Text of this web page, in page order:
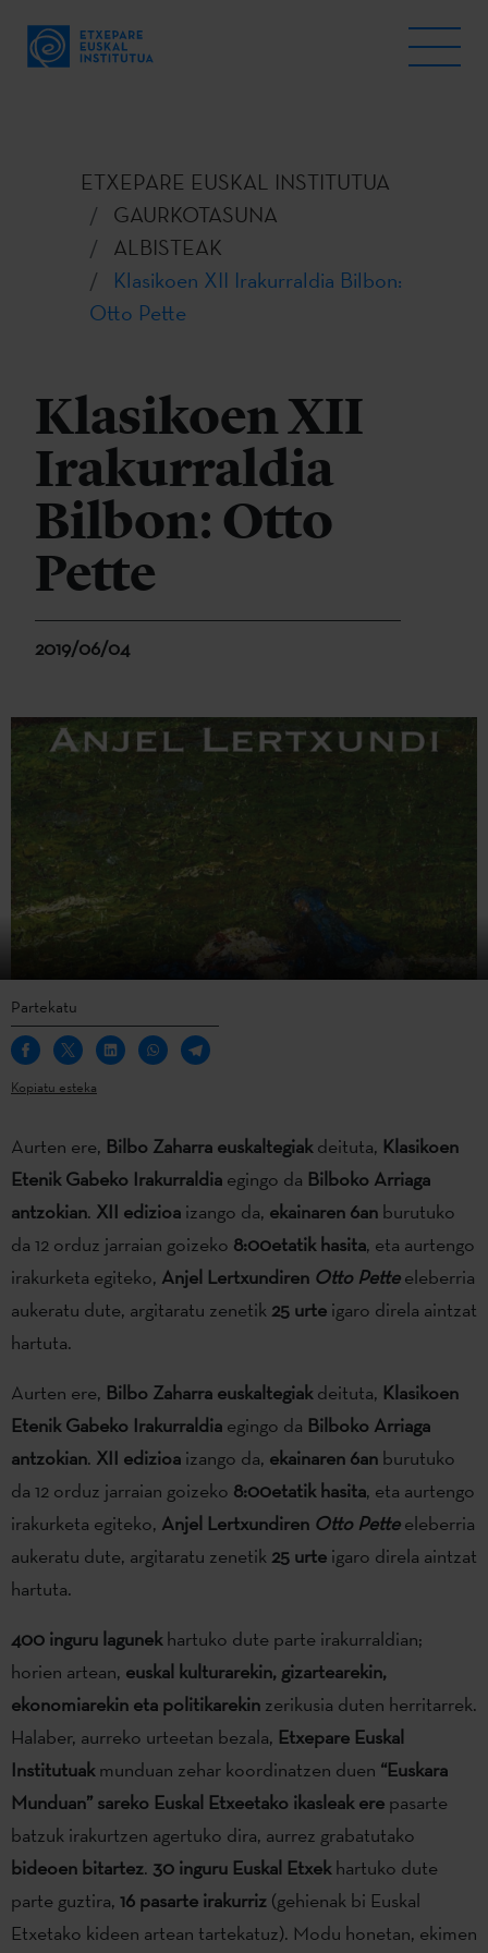
ETXEPARE EUSKAL INSTITUTUA
GAURKOTASUNA
ALBISTEAK
Klasikoen XII Irakurraldia Bilbon:
Otto Pette
Klasikoen XII
Irakurraldia
Bilbon: Otto
Pette
2019/06/04
Partekatu
Kopiatu esteka
Aurten ere, Bilbo Zaharra euskaltegiakdeituta, Klasikoen
Etenik Gabeko Irakurraldia egingo da Bilboko Arriaga
antzokian. XII edizioa izango da, ekainaren 6an burutuko
da 12 orduz jarraian goizeko 8:00etatik hasita, eta aurtengo
irakurketa egiteko, Anjel Lertxundiren Otto Petteeleberria
aukeratu dute, argitaratu zenetik25 urte igaro direla aintzat
hartuta.
Aurten ere, Bilbo Zaharra euskaltegiakdeituta, Klasikoen
Etenik Gabeko Irakurraldia egingo da Bilboko Arriaga
antzokian. XII edizioa izango da, ekainaren 6an burutuko
da 12 orduz jarraian goizeko 8:00etatik hasita, eta aurtengo
irakurketa egiteko, Anjel Lertxundiren Otto Petteeleberria
aukeratu dute, argitaratu zenetik25 urte igaro direla aintzat
hartuta.
400 inguru lagunekhartuko dute parte irakurraldian;
horien artean, euskal kulturarekin, gizartearekin,
ekonomiarekin eta politikarekin zerikusia duten herritarrek.
Halaber, aurreko urteetan bezala, Etxepare Euskal
Institutuakmunduan zehar koordinatzen duen “Euskara
Munduan” sareko Euskal Etxeetako ikasleak ere pasarte
batzuk irakurtzen agertuko dira, aurrez grabatutako
bideoen bitartez. 30 inguru Euskal Etxekhartuko dute
parte guztira, 16 pasarte irakurriz (gehienak bi Euskal
Etxetako kideen artean tartekatuz). Modu honetan, ekimen